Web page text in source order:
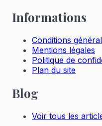
Informations
Conditions
Mentions légales
Politique de
Plan du site
Blog
Voir tous les